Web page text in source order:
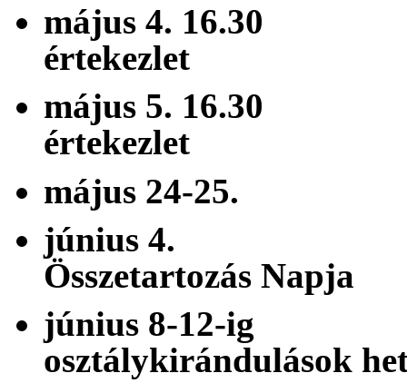
május 4.
értekezlet
május 5.
értekezlet
május 24-
június 4.
Összetartozás Napja
június
osztálykirándulások